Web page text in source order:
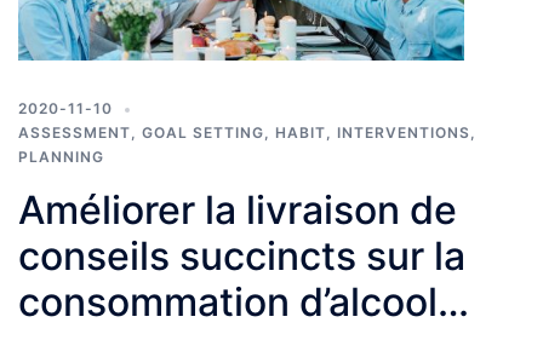
2020-11-10
ASSESSMENT, GOAL SETTING, HABIT, INTERVENTIONS,
PLANNING
Améliorer la livraison de
conseils succincts sur la
consommation d’alcool